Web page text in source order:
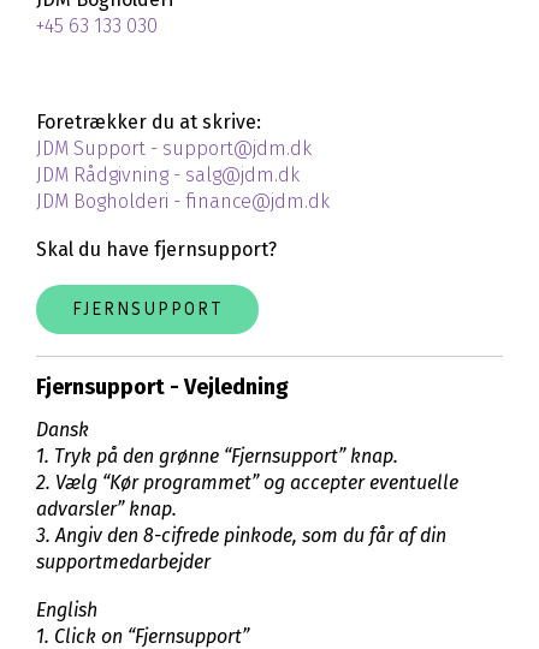
+45 63 133 030
Foretrækker du at skrive:
JDM Support - support@jdm.dk
JDM Rådgivning - salg@jdm.dk
JDM Bogholderi - finance@jdm.dk
Skal du have fjernsupport?
FJERNSUPPORT
Fjernsupport - Vejledning
Dansk
1. Tryk på den grønne “Fjernsupport” knap.
2. Vælg “Kør programmet” og accepter eventuelle
advarsler” knap.
3. Angiv den 8-cifrede pinkode, som du får af din
supportmedarbejder
English
1. Click on “Fjernsupport”